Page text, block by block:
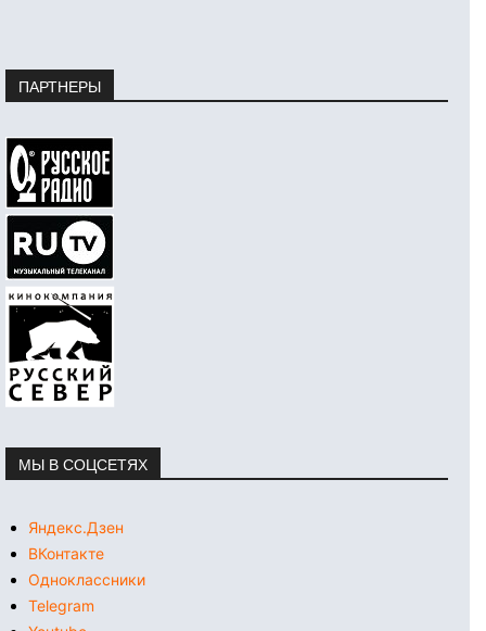
ПАРТНЕРЫ
МЫ В СОЦСЕТЯХ
Яндекс.Дзен
ВКонтакте
Одноклассники
Telegram